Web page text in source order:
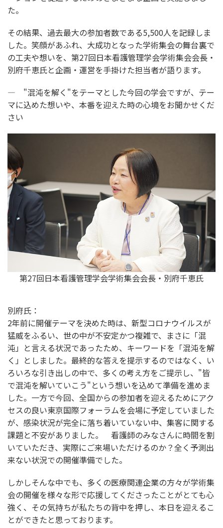
た。
その結果、過去最大の参加者数である5,500人を記録しま
した。笑顔があふれ、大成功となった学術集会の舞台裏で
の工夫や想いを、第27回日本看護管理学会学術集会会長・
別府千恵氏と企画・運営を手掛けた担当者が語ります。
― "混沌を解く"をテーマとした今回の学会ですが、テー
マに込めた想いや、本番を迎えた時の心境をお聞かせくだ
さい
第27回日本看護管理学会学術集会会長・別府千恵氏
別府氏：
2年前に開催テーマを決めた時は、新型コロナウイルスが
猛威をふるい、世の中が不安定かつ複雑で、まさに「混
沌」と言える状況であったため、キーワードを「混沌を解
く」としました。最終的な答えを提示するのではなく、い
ろいろな引き出しの中で、多くの考え方をご提示し、"皆
で混沌を解いていこう"という想いを込めて準備を進めま
した。一方で今回、全国からの参加者を迎えるためにアク
セスの良い東京国際フォーラムを会場に予定していました
が、感染状況が完全に落ち着いていない中、集客に関する
課題と不安がありました。 看護師のみなさんに時間を割
いていただき、実際にご来場いただけるのか？全く予測出
来ない状況での開催準備でした。
しかしそんな中でも、多くの医療関連企業の方々が学術集
会の開催を様々な形で応援してくださったことがとても心
強く、その気持ちが私たちの背中を押し、本日を迎えるこ
とができたと思っております。